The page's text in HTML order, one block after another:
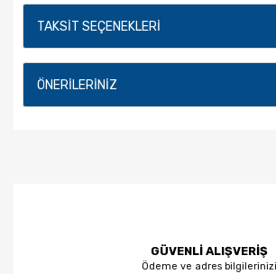
TAKSIT SEÇENEKLERI
ÖNERILERINIZ
GÜVENLİ ALIŞVERİŞ
Ödeme ve adres bilgilerinizi